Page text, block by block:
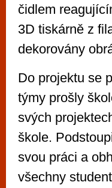
čidlem
3D tiskárně z
dekorovány
Do projektu se
týmy prošly
svých
škole.
svou práci a
všechny